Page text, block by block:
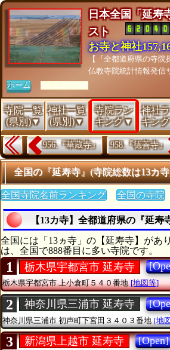
日本全国「延寿
スト
お寺と神社
【『全都道府県の寺
仏教寺院統計情報発信
ホーム
[As of 26/07/28]
寺院一覧
(県別)▼
神社一覧
(県別)▼
寺院ラン
キング▼
神社
キン
956.『華蔵寺』 958.『德善寺』
全国の『延寿寺』(寺院総数は13カ
全国寺院名前ランキング 全国の寺院
【13カ寺】全都道府県の『延
全国には「13ヵ寺」の【延寿寺】があ
は、全国で888番目に多い寺院です。
1 栃木県宇都宮市 延寿寺
栃木県宇都宮市上小倉町５４０番地 [地図等]
2 神奈川県三浦市 延寿寺
神奈川県三浦市 初声町下宮田３４０３番地 [地
3 新潟県上越市 延寿寺 [Open]